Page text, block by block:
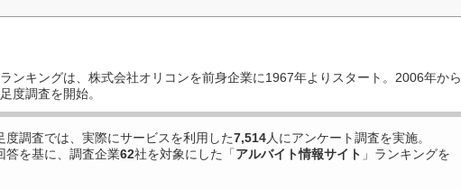
ンキングは、株式会社オリコンを前身企業に1967年よりスタート。2006年から
度調査を開始。
度調査では、実際にサービスを利用した7,514人にアンケート調査を実施。
答を基に、調査企業62社を対象にした「アルバイト情報サイト 」ランキングを